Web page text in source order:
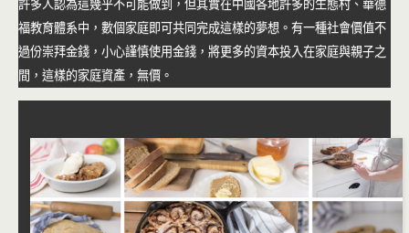
許多人認為這幾乎不可能做到，但其實在中國各地許多的生態村、華德
福教育體系中，數個家庭即可共同完成這樣的夢想。有一種社會價值不
過份崇拜金錢，小心謹慎使用金錢，將更多的資本投入在家庭與親子之
間，這樣的家庭資產，無價。